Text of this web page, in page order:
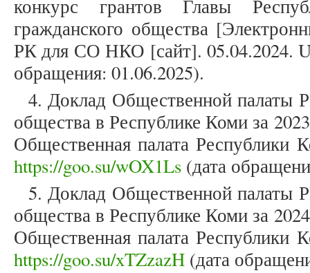
конкурс грантов Главы
гражданского общества
РК для СО НКО [сайт]. 05.04.2024.
обращения: 01.06.2025).
4. Доклад Общественной палаты
общества в Республике Коми за
Общественная палата Республики
https://goo.su/wOX1Ls (дата
5. Доклад Общественной палаты
общества в Республике Коми за
Общественная палата Республики
https://goo.su/xTZzazH (дата